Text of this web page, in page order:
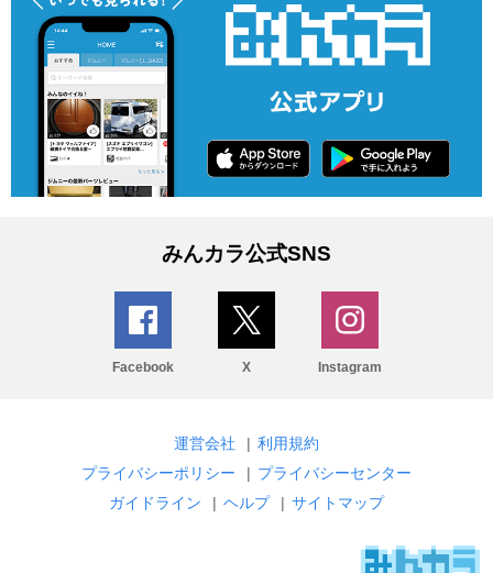
みんカラ公式SNS
Facebook X Instagram
運営会社 | 利用規約
プライバシーポリシー
| プライバシーセンター
ガイドライン
| ヘルプ | サイトマップ